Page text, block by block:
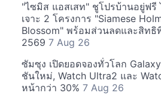
"ไซมิส แอสเสท" ชูโปรบ้านอยู่ฟ
เจาะ 2 โครงการ "Siamese
Blossom" พร้อมส่วนลดและสิทธิ
2569 7 Aug 26
ซัมซุง เปิดยอดจองทั่วโลก Galaxy
ชันใหม่, Watch Ultra2 และ
หน้ากว่า 30% 7 Aug 26